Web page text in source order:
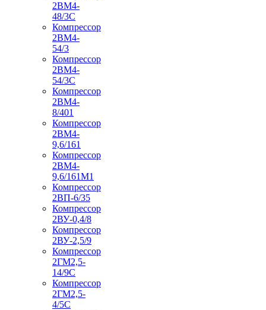
2ВМ4-
48/3С
Компрессор
2ВМ4-
54/3
Компрессор
2ВМ4-
54/3С
Компрессор
2ВМ4-
8/401
Компрессор
2ВМ4-
9,6/161
Компрессор
2ВМ4-
9,6/161М1
Компрессор
2ВП-6/35
Компрессор
2ВУ-0,4/8
Компрессор
2ВУ-2,5/9
Компрессор
2ГМ2,5-
14/9С
Компрессор
2ГМ2,5-
4/5С